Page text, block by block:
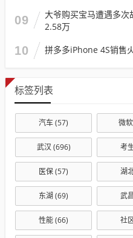
09
大爷购买宝马遭遇多
2.58万
10 拼多多iPhone 4S销售
标签列表
汽车(57) 微软
武汉 (696) 考
医保(57) 湖
东湖 (69) 武
性能(66) 社